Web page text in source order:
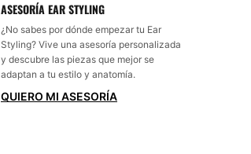
ASESORÍA EAR STYLING
¿No sabes por dónde empezar tu Ear
Styling? Vive una asesoría personalizada
y descubre las piezas que mejor se
adaptan a tu estilo y anatomía.
QUIERO MI ASESORÍA